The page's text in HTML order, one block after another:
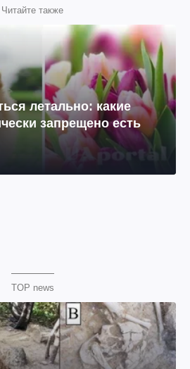
Читайте также
летально: какие
запрещено есть
TOP news